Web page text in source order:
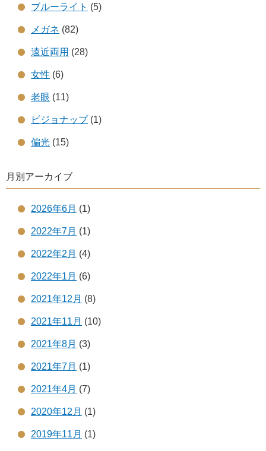
ブルーライト (5)
メガネ (82)
遠近両用 (28)
女性 (6)
老眼 (11)
ビジョナップ(1)
偏光 (15)
月別アーカイブ
2026年6月 (1)
2022年7月 (1)
2022年2月 (4)
2022年1月 (6)
2021年12月 (8)
2021年11月 (10)
2021年8月 (3)
2021年7月 (1)
2021年4月 (7)
2020年12月 (1)
2019年11月 (1)